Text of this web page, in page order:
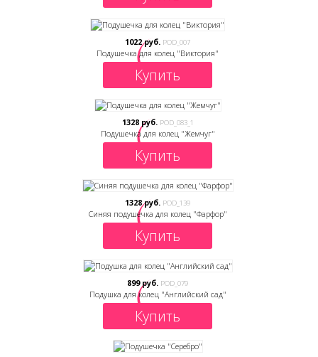
1022 руб. POD_007
Подушечка для колец "Виктория"
Купить
1328 руб. POD_083_1
Подушечка для колец "Жемчуг"
Купить
1328 руб. POD_139
Синяя подушечка для колец "Фарфор"
Купить
899 руб. POD_079
Подушка для колец "Английский сад"
Купить